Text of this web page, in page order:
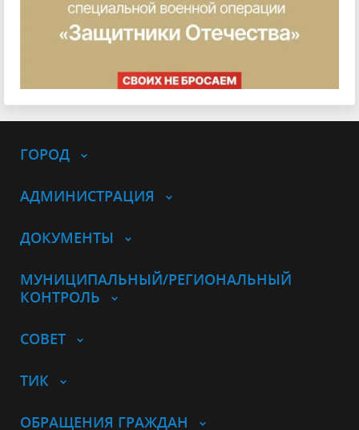
ГОРОД
АДМИНИСТРАЦИЯ
ДОКУМЕНТЫ
МУНИЦИПАЛЬНЫЙ/РЕГИОНАЛЬНЫЙ
КОНТРОЛЬ
СОВЕТ
ТИК
ОБРАЩЕНИЯ ГРАЖДАН